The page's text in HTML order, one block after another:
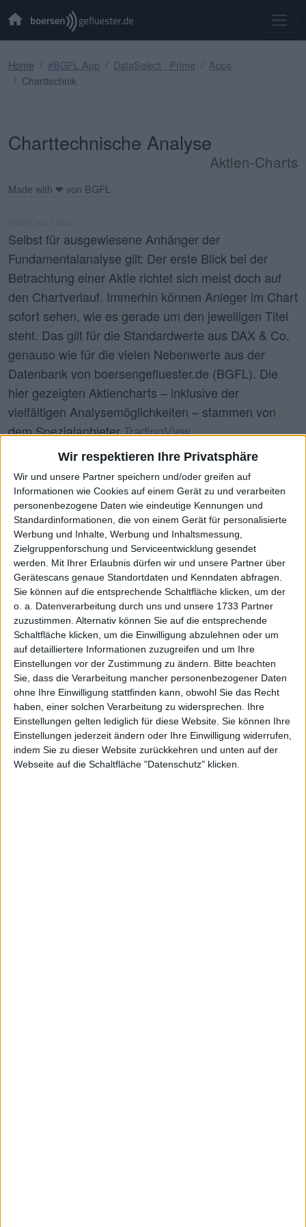
Wir respektieren Ihre Privatsphäre
Wir und unsere Partner speichern und/oder greifen auf
Informationen wie Cookies auf einem Gerät zu und verarbeiten
personenbezogene Daten wie eindeutige Kennungen und
Standardinformationen, die von einem Gerät für personalisierte
Werbung und Inhalte, Werbung und Inhaltsmessung,
Zielgruppenforschung und Serviceentwicklung gesendet
werden. Mit Ihrer Erlaubnis dürfen wir und unsere Partner über
Gerätescans genaue Standortdaten und Kenndaten abfragen.
Sie können auf die entsprechende Schaltfläche klicken, um der
o. a. Datenverarbeitung durch uns und unsere 1733 Partner
zuzustimmen. Alternativ können Sie auf die entsprechende
Schaltfläche klicken, um die Einwilligung abzulehnen oder um
auf detailliertere Informationen zuzugreifen und um Ihre
Einstellungen vor der Zustimmung zu ändern. Bitte beachten
Sie, dass die Verarbeitung mancher personenbezogener Daten
ohne Ihre Einwilligung stattfinden kann, obwohl Sie das Recht
haben, einer solchen Verarbeitung zu widersprechen. Ihre
Einstellungen gelten lediglich für diese Website. Sie können Ihre
Einstellungen jederzeit ändern oder Ihre Einwilligung widerrufen,
indem Sie zu dieser Website zurückkehren und unten auf der
Webseite auf die Schaltfläche "Datenschutz" klicken.
Home #BGFL App DataSelect · Prime
Apps
Charttechnik
Charttechnische Analyse
Aktien-Charts
Made with ❤ von BGFL
Selbst für ausgewiesene Anhänger der
Fundamentalanalyse gilt: Der erste Blick bei der
Betrachtung einer Aktie richtet sich meist doch auf
den Chartverlauf. Immerhin können Anleger im Chart
sofort sehen, wie es gerade um den jeweiligen Titel
steht. Das gilt für die Standardwerte aus DAX & Co.
genauso wie für die vielen Nebenwerte aus der
Datenbank von boersengefluester.de (BGFL). Die
hier gezeigten Aktiencharts – inklusive der
vielfältigen Analysemöglichkeiten – stammen von
dem SpezialanbieterTradingView.
Wähle Aktie
Datron (XETR:DAR)
ISIN:
DE000A0V9LA7
WKN:
A0V9LA
KAUF VERKAUF
Advanced Profile